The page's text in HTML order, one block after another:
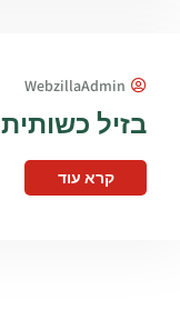
WebzillaAdmin
בזיל כשותית
קרא עוד